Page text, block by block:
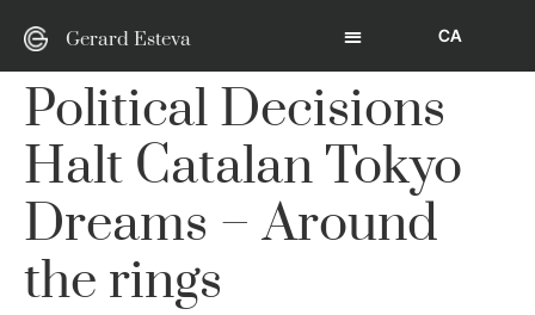
Gerard Esteva CA
Political Decisions
Halt Catalan Tokyo
Dreams – Around
the rings